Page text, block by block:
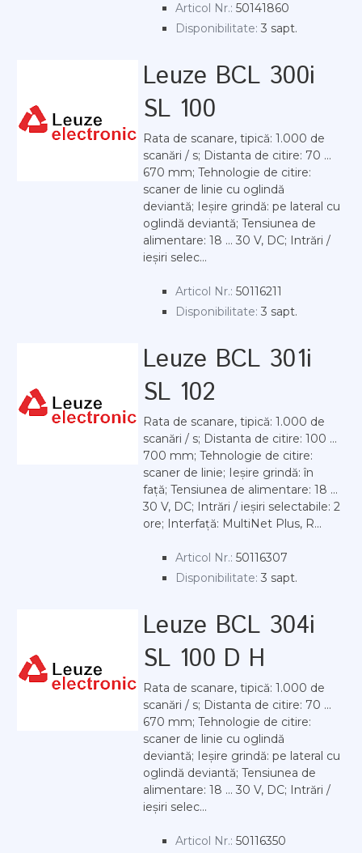
Articol Nr.: 50141860
Disponibilitate: 3 sapt.
Leuze BCL 300i
SL 100
Rata de scanare, tipică: 1.000 de
scanări / s; Distanta de citire: 70 ...
670 mm; Tehnologie de citire:
scaner de linie cu oglindă
deviantă; Ieșire grindă: pe lateral cu
oglindă deviantă; Tensiunea de
alimentare: 18 ... 30 V, DC; Intrări /
ieșiri selec...
Articol Nr.: 50116211
Disponibilitate: 3 sapt.
Leuze BCL 301i
SL 102
Rata de scanare, tipică: 1.000 de
scanări / s; Distanta de citire: 100 ...
700 mm; Tehnologie de citire:
scaner de linie; Ieșire grindă: în
față; Tensiunea de alimentare: 18 ...
30 V, DC; Intrări / ieșiri selectabile: 2
ore; Interfață: MultiNet Plus, R...
Articol Nr.: 50116307
Disponibilitate: 3 sapt.
Leuze BCL 304i
SL 100 D H
Rata de scanare, tipică: 1.000 de
scanări / s; Distanta de citire: 70 ...
670 mm; Tehnologie de citire:
scaner de linie cu oglindă
deviantă; Ieșire grindă: pe lateral cu
oglindă deviantă; Tensiunea de
alimentare: 18 ... 30 V, DC; Intrări /
ieșiri selec...
Articol Nr.: 50116350